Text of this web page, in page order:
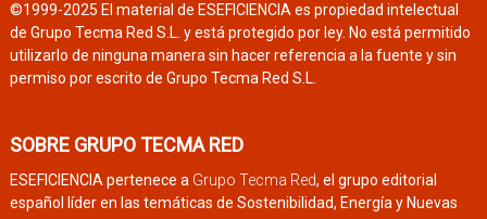
©1999-2025 El material de ESEFICIENCIA es propiedad intelectual
de Grupo Tecma Red S.L. y está protegido por ley. No está permitido
utilizarlo de ninguna manera sin hacer referencia a la fuente y sin
permiso por escrito de Grupo Tecma Red S.L.
SOBRE GRUPO TECMA RED
ESEFICIENCIA pertenece a Grupo Tecma Red, el grupo editorial
español líder en las temáticas de Sostenibilidad, Energía y Nuevas